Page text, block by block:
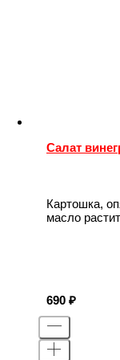
Салат
Картошка,
масло
690